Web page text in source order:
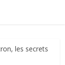
les secrets